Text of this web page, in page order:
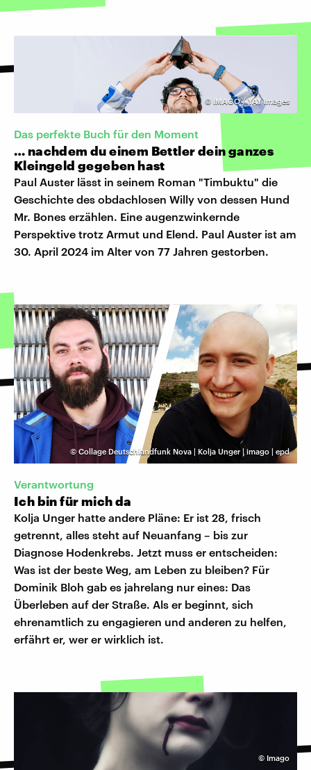
© IMAGO / YAY Images
Das perfekte Buch für den Moment
… nachdem du einem Bettler dein ganzes
Kleingeld gegeben hast
Paul Auster lässt in seinem Roman "Timbuktu" die
Geschichte des obdachlosen Willy von dessen Hund
Mr. Bones erzählen. Eine augenzwinkernde
Perspektive trotz Armut und Elend. Paul Auster ist am
30. April 2024 im Alter von 77 Jahren gestorben.
© Collage Deutschlandfunk Nova | Kolja Unger | imago | epd
Verantwortung
Ich bin für mich da
Kolja Unger hatte andere Pläne: Er ist 28, frisch
getrennt, alles steht auf Neuanfang – bis zur
Diagnose Hodenkrebs. Jetzt muss er entscheiden:
Was ist der beste Weg, am Leben zu bleiben? Für
Dominik Bloh gab es jahrelang nur eines: Das
Überleben auf der Straße. Als er beginnt, sich
ehrenamtlich zu engagieren und anderen zu helfen,
erfährt er, wer er wirklich ist.
© Imago